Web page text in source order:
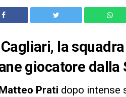
la
giocatore dalla
Prati dopo intense